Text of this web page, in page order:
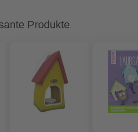
Produkte